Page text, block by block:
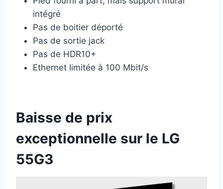
intégré
Pas de boitier déporté
Pas de sortie jack
Pas de HDR10+
Ethernet limitée à 100 Mbit/s
Baisse de prix
exceptionnelle sur le LG
55G3